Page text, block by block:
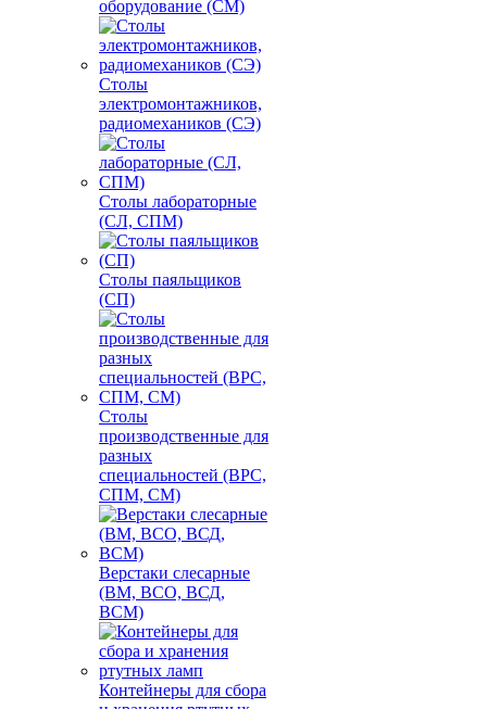
оборудование (СМ)
Столы
электромонтажников,
радиомехаников (СЭ)
Столы лабораторные
(СЛ, СПМ)
Столы паяльщиков
(СП)
Столы
производственные для
разных
специальностей (ВРС,
СПМ, СМ)
Верстаки слесарные
(ВМ, ВСО, ВСД,
ВСМ)
Контейнеры для сбора